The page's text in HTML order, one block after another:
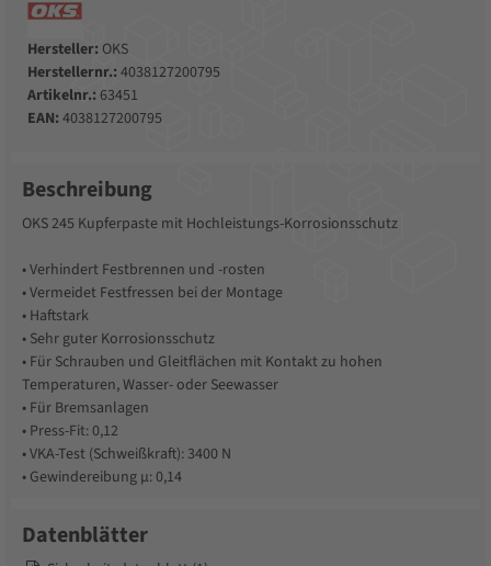
Hersteller: OKS
Herstellernr.: 4038127200795
Artikelnr.: 63451
EAN: 4038127200795
Beschreibung
OKS 245 Kupferpaste mit Hochleistungs-Korrosionsschutz
• Verhindert Festbrennen und -rosten
• Vermeidet Festfressen bei der Montage
• Haftstark
• Sehr guter Korrosionsschutz
• Für Schrauben und Gleitflächen mit Kontakt zu hohen
Temperaturen, Wasser- oder Seewasser
• Für Bremsanlagen
• Press-Fit: 0,12
• VKA-Test (Schweißkraft): 3400 N
• Gewindereibung µ: 0,14
Datenblätter